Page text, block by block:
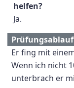
helfen?
Ja.
Er fing mit
Wenn ich nicht
unterbrach er